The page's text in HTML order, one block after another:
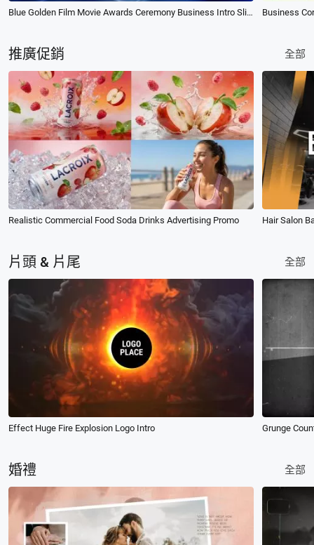
Blue Golden Film Movie Awards Ceremony Business Intro Slideshow Business
推廣促銷 全部
Realistic Commercial Food Soda Drinks Advertising Promo Hair Salon
片頭 & 片尾 全部
Effect Huge Fire Explosion Logo Intro Grunge
婚禮 全部